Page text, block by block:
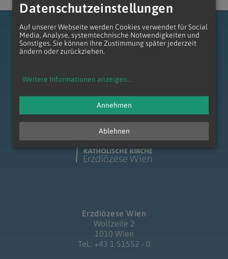
zum Anfang der Seite
Erzdiözese Wien
Wollzeile 2
1010 Wien
Tel.: +43 1 51552 - 0
Datenschutzeinstellungen
Auf unserer Webseite werden Cookies verwendet für Social
Media, Analyse, systemtechnische Notwendigkeiten und
Sonstiges. Sie können Ihre Zustimmung später jederzeit
ändern oder zurückziehen.
Weitere Informationen anzeigen...
Ablehnen
Annehmen